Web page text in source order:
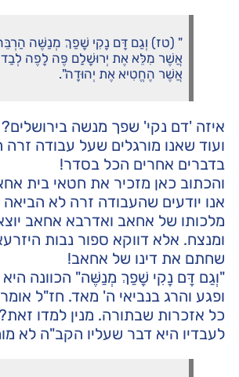
" (טז) וְגַם דָּם נָקִי שָׁפַךְ מְנַשֶּׁה
אֲשֶׁר מִלֵּא אֶת יְרוּשָׁלִַם פֶּה לָפֶה
אֲשֶׁר הֶחֱטִיא אֶת יְהוּדָה".
איזה 'דם נקי' שפך מנשה בירושלים?
ועוד שאנו מורגלים שעל עבודה
בדברים אחרים הכל בסדר!
והכתוב כאן מזכיר את חטאי בית
אנו יודעים שהעבודה זרה לא
מלכותו של אחאב ואדרבא אחאב
ומנצח. אלא דווקא ספור נבות
שחתם את דינו של אחאב!
"וְגַם דָּם נָקִי שָׁפַךְ מְנַשֶּׁה" הכוונה
ופגע והרג בנביאי ה' מאד. חז"ל
כל אזכרות שבתורה. מנין למדו
לעבדיו היא דבר שעליו הקב"ה לא